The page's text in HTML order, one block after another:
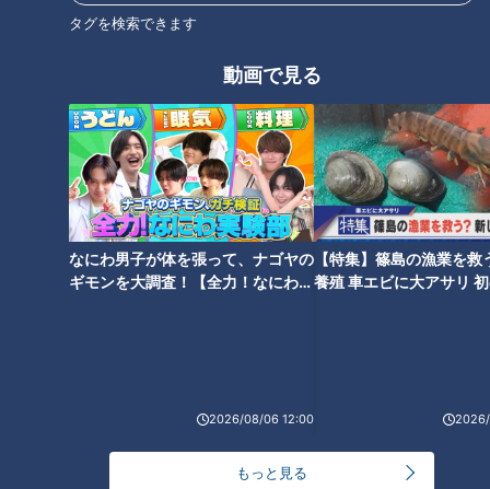
タグを検索できます
動画で見る
なにわ男子が体を張って、ナゴヤの
ギモンを大調査！【全力！なにわ実
2026/08/06 12:00
【特集】篠島の漁業を救
養殖 車エビに大アサリ
もっと見る
CBCテレビ『花咲かタイムズ』推しタビ
元々保育園だった施設をリノベーションした『DIEZ cafe(ディ
エスカフェ)』。自家栽培の野菜をたっぷり使った料理が自慢